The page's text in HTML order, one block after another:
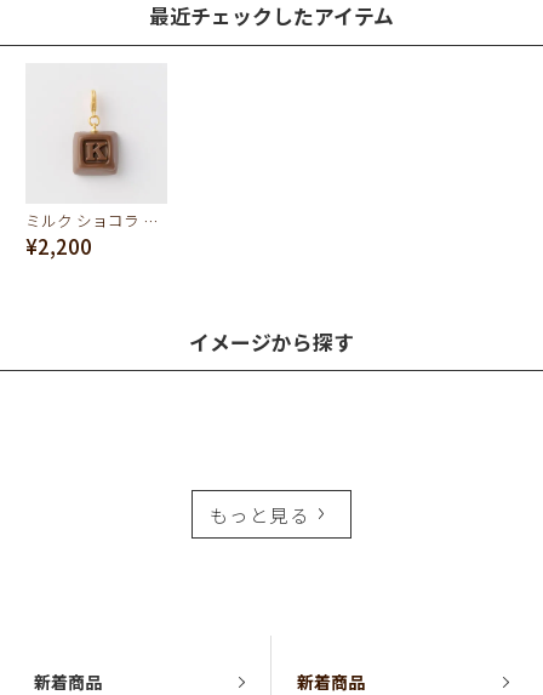
最近チェックしたアイテム
ミルク ショコラ イニシャル チャーム/K
¥2,200
イメージから探す
もっと見る
新着商品 新着商品